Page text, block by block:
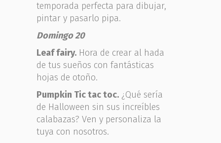
temporada perfecta para dibujar,
pintar y pasarlo pipa.
Domingo 20
Leaf fairy. Hora de crear al hada
de tus sueños con fantásticas
hojas de otoño.
Pumpkin Tic tac toc. ¿Qué sería
de Halloween sin sus increíbles
calabazas? Ven y personaliza la
tuya con nosotros.